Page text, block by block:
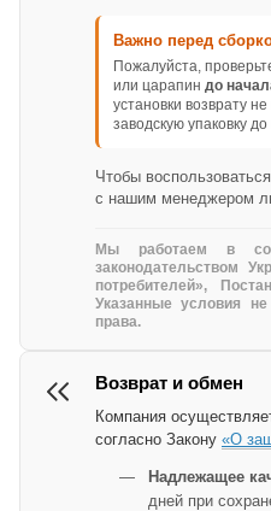
Важно перед
Пожалуйста,
или царапин до
установки возврату
заводскую упаковку
Чтобы
с нашим менеджером
Мы работаем в
законодательством
потребителей»,
Указанные условия
права.
Возврат и обмен
Компания
согласно Закону «О
Надлежащее
дней при